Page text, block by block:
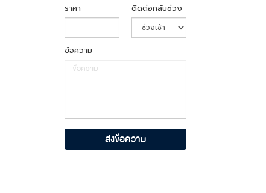
ราคา ติดต่อกลับช่วง
ข้อความ